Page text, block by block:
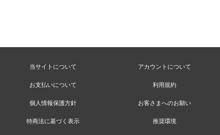
当サイトについて アカウントについて
お支払いについて 利用規約
個人情報保護方針 お客さまへのお願い
特商法に基づく表示 推奨環境